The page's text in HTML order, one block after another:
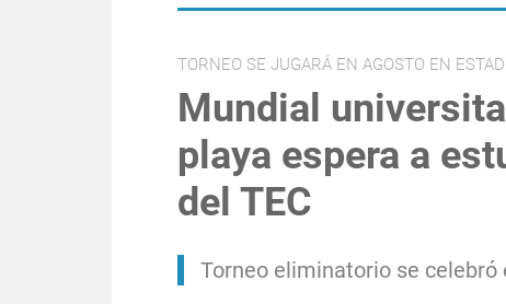
TORNEO SE JUGARÁ EN AGOSTO EN
Mundial
playa espera a
del TEC
Torneo eliminatorio se celebró